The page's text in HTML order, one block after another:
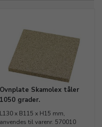
mangler
Ovnplate Skamolex tåler
1050 grader.
L130 x B115 x H15 mm,
anvendes til varenr. 570010